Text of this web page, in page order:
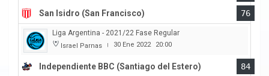
San Isidro (San Francisco)
76
Liga Argentina - 2021/22 Fase Regular
Israel Parnas | 30 Ene 2022 20:00
Independiente BBC (Santiago del Estero)
84